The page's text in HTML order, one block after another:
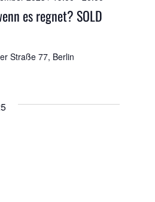
es regnet? SOLD
Straße 77, Berlin